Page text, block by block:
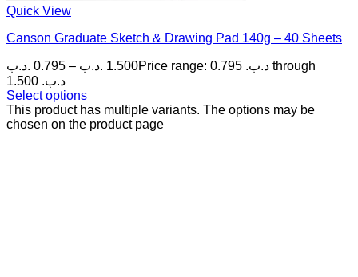
Quick View
Canson Graduate Sketch & Drawing Pad 140g – 40 Sheets
0.795 .د.ب – 1.500 .د.ب
Price range: 0.795 .د.ب through
1.500 .د.ب
Select options
This product has multiple variants. The options may be
chosen on the product page